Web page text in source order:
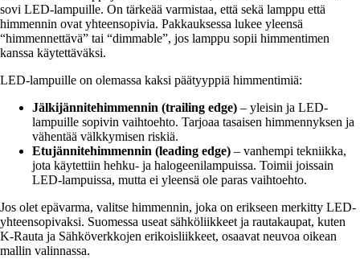
sovi LED-lampuille. On tärkeää varmistaa, että sekä lamppu että
himmennin ovat yhteensopivia. Pakkauksessa lukee yleensä
“himmennettävä” tai “dimmable”, jos lamppu sopii himmentimen
kanssa käytettäväksi.
LED-lampuille on olemassa kaksi päätyyppiä himmentimiä:
Jälkijännitehimmennin (trailing edge) – yleisin ja LED-
lampuille sopivin vaihtoehto. Tarjoaa tasaisen himmennyksen ja
vähentää välkkymisen riskiä.
Etujännitehimmennin (leading edge) – vanhempi tekniikka,
jota käytettiin hehku- ja halogeenilampuissa. Toimii joissain
LED-lampuissa, mutta ei yleensä ole paras vaihtoehto.
Jos olet epävarma, valitse himmennin, joka on erikseen merkitty LED-
yhteensopivaksi. Suomessa useat sähköliikkeet ja rautakaupat, kuten
K-Rauta ja Sähköverkkojen erikoisliikkeet, osaavat neuvoa oikean
mallin valinnassa.